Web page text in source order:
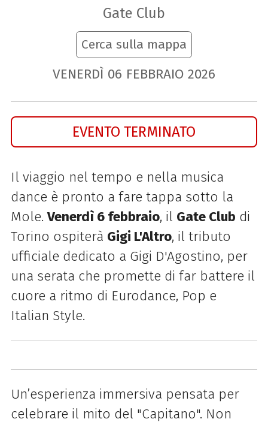
Gate Club
Cerca sulla mappa
VENERDÌ 06 FEBBRAIO 2026
EVENTO TERMINATO
Il viaggio nel tempo e nella musica
dance è pronto a fare tappa sotto la
Mole.Venerdì 6 febbraio, il Gate Club di
Torino ospiterà Gigi L'Altro, il tributo
ufficiale dedicato a Gigi D'Agostino, per
una serata che promette di far battere il
cuore a ritmo di Eurodance, Pop e
Italian Style.
Un’esperienza immersiva pensata per
celebrare il mito del "Capitano". Non